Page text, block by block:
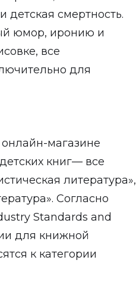
смертность.
юмор, иронию и
все
для
магазине
книг— все
литература»,
Согласно
Standards and
для книжной
к категории